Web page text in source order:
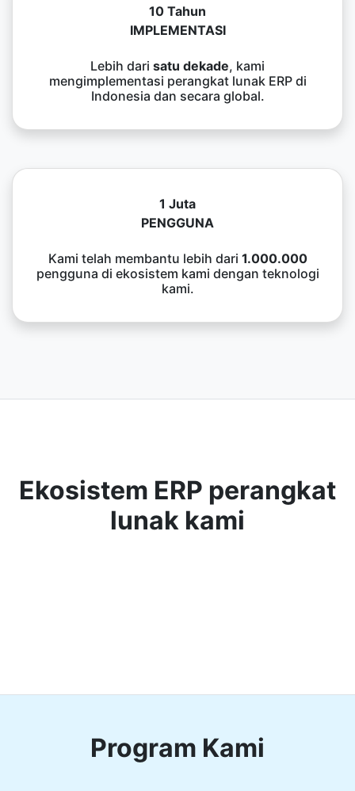
10 Tahun
IMPLEMENTASI
Lebih dari satu dekade, kami
mengimplementasi perangkat lunak ERP di
Indonesia dan secara global.
1 Juta
PENGGUNA
Kami telah membantu lebih dari 1.000.000
pengguna di ekosistem kami dengan teknologi
kami.
Ekosistem ERP perangkat
lunak kami
Program Kami